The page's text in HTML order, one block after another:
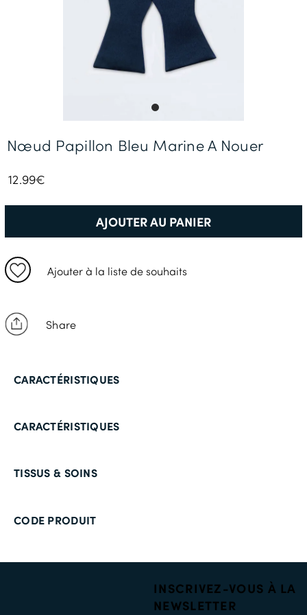
Livraison Gratuite *
12.99€
AJOUTER AU PANIER
Ajouter à la liste de souhaits
Share
Nœud Papillon Bleu Marine A Nouer
CARACTÉRISTIQUES
CARACTÉRISTIQUES
TISSUS & SOINS
CODE PRODUIT
INSCRIVEZ-VOUS À LA
NEWSLETTER